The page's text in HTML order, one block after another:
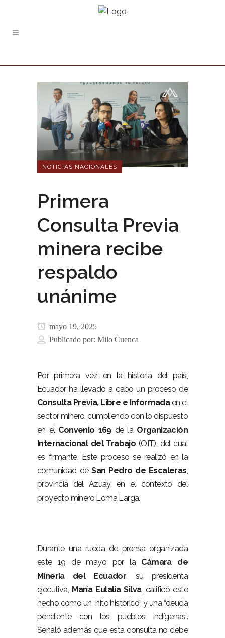
NOTICIAS NACIONALES
Primera
Consulta Previa
minera recibe
respaldo
unánime
mayo 19, 2025
Publicado por: Milo Cuenca
Por primera vez en la historia del país,
Ecuador ha llevado a cabo un proceso de
Consulta Previa, Libre e Informadaen el
sector minero, cumpliendo con lo dispuesto
en el Convenio 169de la Organización
Internacional del Trabajo (OIT), del cual
es firmante. Este proceso se realizó en la
comunidad deSan Pedro de Escaleras
provincia del Azuay, en el contexto del
proyecto minero Loma Larga.
Durante una rueda de prensa organizada
este 19 de mayo por la Cámara de
Minería del Ecuador , su presidenta
ejecutiva, María Eulalia Silva, calificó este
hecho como un “hito histórico” y una “deuda
pendiente con los pueblos indígenas”.
Señaló además que esta consulta no debe